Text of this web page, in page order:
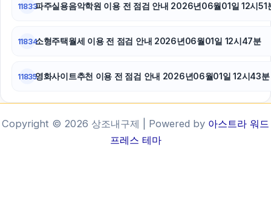
11833파주실용음악학원 이용 전 점검 안내 2026년06월01일 12시51
11834소형주택월세 이용 전 점검 안내 2026년06월01일 12시47분
11835영화사이트추천 이용 전 점검 안내 2026년06월01일 12시43분
Copyright © 2026 상조내구제 | Powered by 아스트라 워드
프레스 테마